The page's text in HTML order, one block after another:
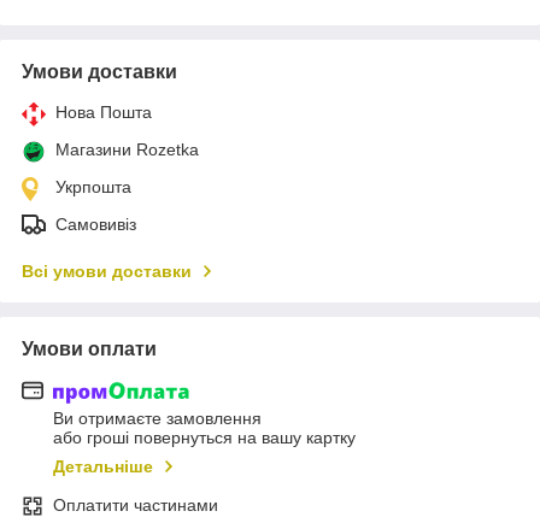
Умови доставки
Нова Пошта
Магазини Rozetka
Укрпошта
Самовивіз
Всі умови доставки
Умови оплати
Ви отримаєте замовлення
або гроші повернуться на вашу картку
Детальніше
Оплатити частинами